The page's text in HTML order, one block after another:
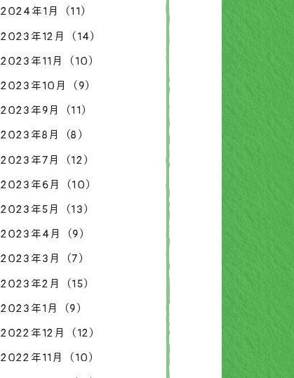
2024年1月（11）
2023年12月（14）
2023年11月（10）
2023年10月（9）
2023年9月（11）
2023年8月（8）
2023年7月（12）
2023年6月（10）
2023年5月（13）
2023年4月（9）
2023年3月（7）
2023年2月（15）
2023年1月（9）
2022年12月（12）
2022年11月（10）